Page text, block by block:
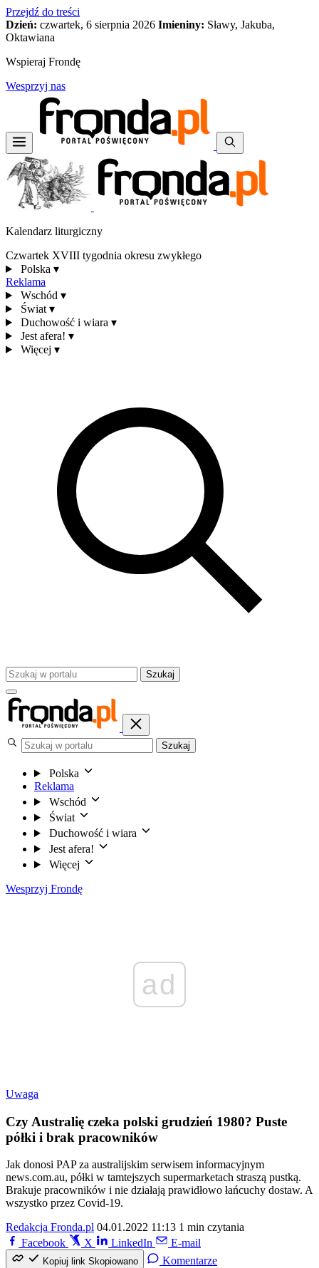
Przejdź do treści
Dzień: czwartek, 6 sierpnia 2026 Imieniny: Sławy, Jakuba,
Oktawiana
Wspieraj Frondę
Wesprzyj nas
Kalendarz liturgiczny
Czwartek XVIII tygodnia okresu zwykłego
Polska ▾
Reklama
Wschód ▾
Świat ▾
Duchowość i wiara ▾
Jest afera! ▾
Więcej ▾
Szukaj
Szukaj
Polska
Reklama
Wschód
Świat
Duchowość i wiara
Jest afera!
Więcej
Wesprzyj Frondę
ad
Uwaga
Czy Australię czeka polski grudzień 1980? Puste
półki i brak pracowników
Jak donosi PAP za australijskim serwisem informacyjnym
news.com.au, półki w tamtejszych supermarketach straszą pustką.
Brakuje pracowników i nie działają prawidłowo łańcuchy dostaw. A
wszystko przez Covid-19.
Redakcja Fronda.pl 04.01.2022 11:13 1 min czytania
Facebook
X LinkedIn E-mail
Kopiuj link Skopiowano Komentarze